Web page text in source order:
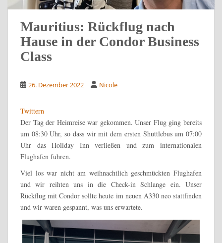
Mauritius: Rückflug nach
Hause in der Condor Business
Class
26. Dezember 2022 Nicole
Twittern
Der Tag der Heimreise war gekommen. Unser Flug ging bereits
um 08:30 Uhr, so dass wir mit dem ersten Shuttlebus um 07:00
Uhr das Holiday Inn verließen und zum internationalen
Flughafen fuhren.
Viel los war nicht am weihnachtlich geschmückten Flughafen
und wir reihten uns in die Check-in Schlange ein. Unser
Rückflug mit Condor sollte heute im neuen A330 neo stattfinden
und wir waren gespannt, was uns erwartete.